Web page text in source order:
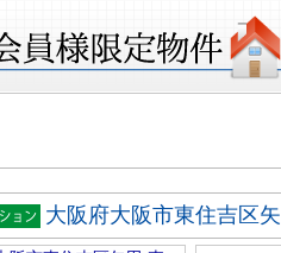
マ
大阪府大阪市東住吉区矢